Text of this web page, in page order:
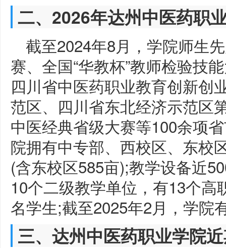
二、2026年达州中医药职
截至2024年8月，学院师生
赛、全国“华教杯”教师检验技
四川省中医药职业教育创新创
范区、四川省东北经济示范区
中医经典省级大赛等100余项
院拥有中专部、西校区、东校
(含东校区585亩);教学设备近
10个二级教学单位，有13个
名学生;截至2025年2月，学院
三、达州中医药职业学院